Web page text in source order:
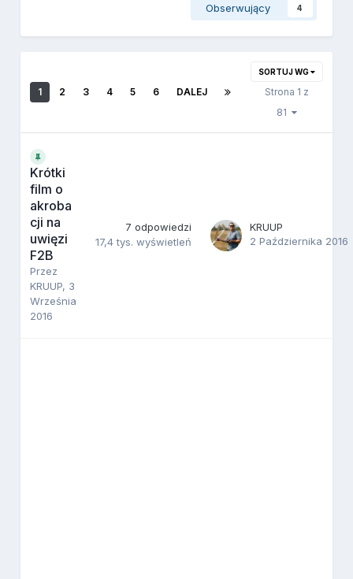
Obserwujący 4
SORTUJ WG
1 2 3 4 5 6 DALEJ
Strona 1 z
81
Krótki
film o
akroba
cji na
uwięzi
F2B
Przez
KRUUP, 3
Września
2016
7 odpowiedzi
17,4 tys. wyświetleń
KRUUP
2 Października 2016